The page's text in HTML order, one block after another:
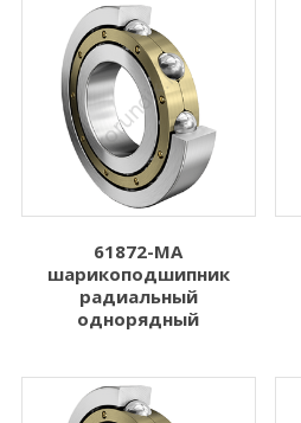
61872-MA
шарикоподшипник
радиальный
однорядный